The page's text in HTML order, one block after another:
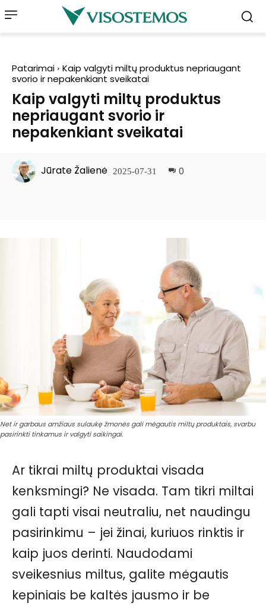
Patarimai
Kaip valgyti miltų produktus nepriaugant
svorio ir nepakenkiant sveikatai
Kaip valgyti miltų produktus
nepriaugant svorio ir
nepakenkiant sveikatai
Jūrate Žalienė 2025-07-31 0
Net ir garbaus amžiaus sulaukę žmonės gali mėgautis miltų produktais, svarbu
pasirinkti tinkamus ir valgyti saikingai.
Ar tikrai miltų produktai visada
kenksmingi? Ne visada. Tam tikri miltai
gali tapti visai neutraliu, net naudingu
pasirinkimu – jei žinai, kuriuos rinktis ir
kaip juos derinti. Naudodami
sveikesnius miltus, galite mėgautis
kepiniais be kaltės jausmo ir be